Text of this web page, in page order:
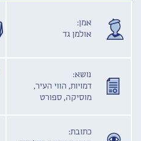
אמן:
אולמן גד
נושא:
דמויות, הווי העיר,
מוסיקה, ספורט
כתובת: